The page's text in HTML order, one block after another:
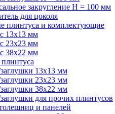
закругление H = 100 мм
для цоколя
плинтуса и комплектующие
13х13 мм
23х23 мм
38х22 мм
13х13 мм
23х23 мм
38х22 мм
для прочих плинтусов
и панелей